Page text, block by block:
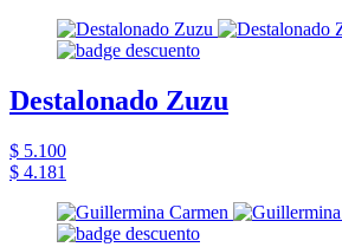
Destalonado Zuzu
$ 5.100
$ 4.181